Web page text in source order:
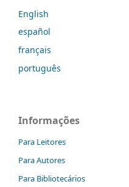
English
español
français
português
Informações
Para Leitores
Para Autores
Para Bibliotecários